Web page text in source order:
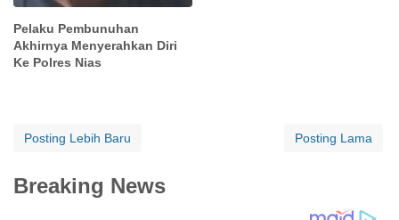
Pelaku Pembunuhan
Akhirnya Menyerahkan Diri
Ke Polres Nias
Posting Lebih Baru Posting Lama
Breaking News